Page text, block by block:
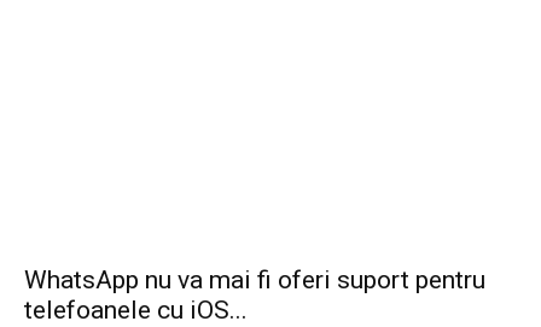
WhatsApp nu va mai fi oferi suport pentru
telefoanele cu iOS...